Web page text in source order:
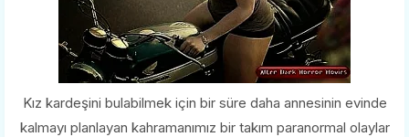
Kız kardeşini bulabilmek için bir süre daha annesinin evinde
kalmayı planlayan kahramanımız bir takım paranormal olaylar